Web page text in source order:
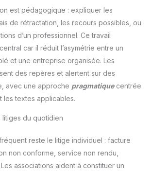
est pédagogique : expliquer les
de rétractation, les recours possibles, ou
d’un professionnel. Ce travail
car il réduit l’asymétrie entre un
et une entreprise organisée. Les
des repères et alertent sur des
avec une approche pragmatiquecentrée
les textes applicables.
du quotidien
reste le litige individuel : facture
non conforme, service non rendu,
associations aident à constituer un